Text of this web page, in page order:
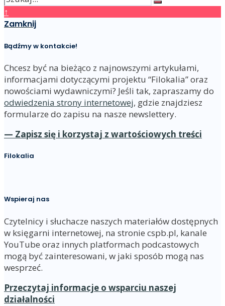
↑
Zamknij
Bądźmy w kontakcie!
Chcesz być na bieżąco z najnowszymi artykułami,
informacjami dotyczącymi projektu “Filokalia” oraz
nowościami wydawniczymi? Jeśli tak, zapraszamy do
odwiedzenia strony internetowej, gdzie znajdziesz
formularze do zapisu na nasze newslettery.
— Zapisz się i korzystaj z wartościowych treści
Filokalia
Wspieraj nas
Czytelnicy i słuchacze naszych materiałów dostępnych
w księgarni internetowej, na stronie cspb.pl, kanale
YouTube oraz innych platformach podcastowych
mogą być zainteresowani, w jaki sposób mogą nas
wesprzeć.
Przeczytaj informacje o wsparciu naszej
działalności